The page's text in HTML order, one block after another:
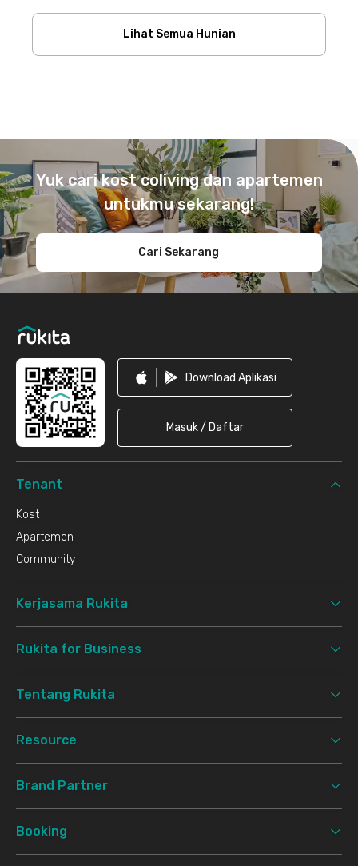
Lihat Semua Hunian
Yuk cari kost coliving dan apartemen
untukmu sekarang!
Cari Sekarang
Download Aplikasi
Masuk / Daftar
Tenant
Kost
Apartemen
Community
Kerjasama Rukita
Rukita for Business
Tentang Rukita
Resource
Brand Partner
Booking